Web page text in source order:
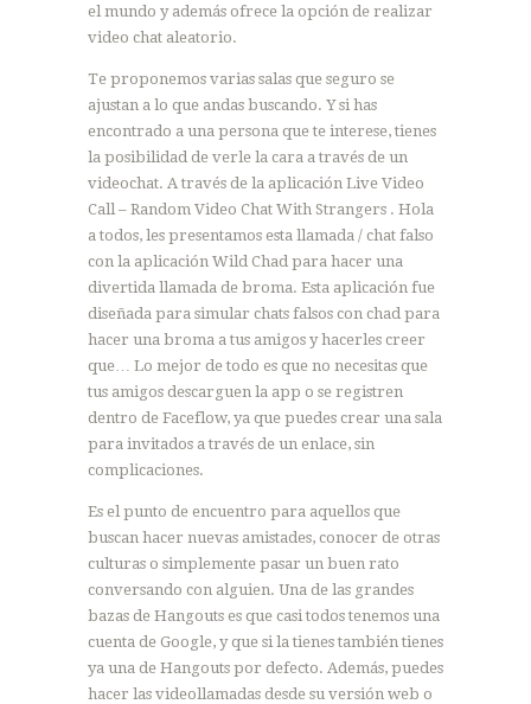
el mundo y además ofrece la opción de realizar
video chat aleatorio.
Te proponemos varias salas que seguro se
ajustan a lo que andas buscando. Y si has
encontrado a una persona que te interese, tienes
la posibilidad de verle la cara a través de un
videochat. A través de la aplicación Live Video
Call – Random Video Chat With Strangers . Hola
a todos, les presentamos esta llamada / chat falso
con la aplicación Wild Chad para hacer una
divertida llamada de broma. Esta aplicación fue
diseñada para simular chats falsos con chad para
hacer una broma a tus amigos y hacerles creer
que… Lo mejor de todo es que no necesitas que
tus amigos descarguen la app o se registren
dentro de Faceflow, ya que puedes crear una sala
para invitados a través de un enlace, sin
complicaciones.
Es el punto de encuentro para aquellos que
buscan hacer nuevas amistades, conocer de otras
culturas o simplemente pasar un buen rato
conversando con alguien. Una de las grandes
bazas de Hangouts es que casi todos tenemos una
cuenta de Google, y que si la tienes también tienes
ya una de Hangouts por defecto. Además, puedes
hacer las videollamadas desde su versión web o